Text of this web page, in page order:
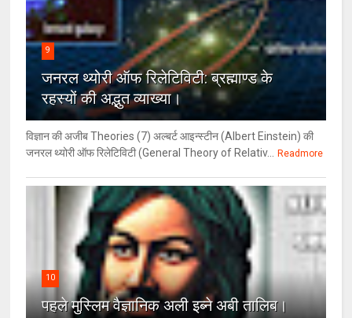
9
जनरल थ्‍योरी ऑफ रिलेटिविटी: ब्रह्माण्‍ड के
रहस्‍यों की अद्भुत व्‍याख्‍या।
विज्ञान की अजीब Theories (7) अल्‍बर्ट आइन्स्टीन (Albert Einstein) की
जनरल थ्योरी ऑफ रिलेटिविटी (General Theory of Relativ...
Readmore
10
पहले मुस्लिम वैज्ञानिक अली इब्ने अबी तालिब।